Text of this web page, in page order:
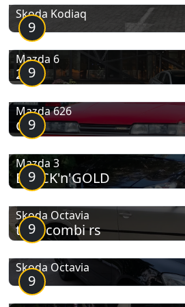
9
Skoda Kodiaq
9
Mazda 6
2.5
9
Mazda 626
GT
9
Mazda 3
BLACK'n'GOLD
9
Skoda Octavia
tour combi rs
9
Skoda Octavia